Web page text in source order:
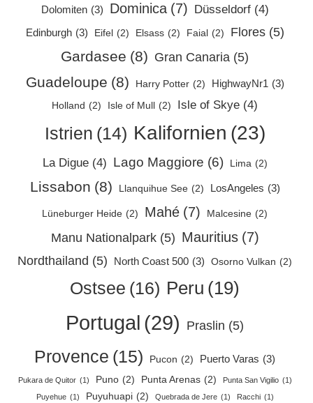
Dolomiten (3) Dominica (7) Düsseldorf (4)
Edinburgh (3) Eifel (2) Elsass (2) Faial (2) Flores (5)
Gardasee (8) Gran Canaria (5)
Guadeloupe (8) Harry Potter (2) HighwayNr1 (3)
Holland (2) Isle of Mull (2) Isle of Skye (4)
Istrien (14) Kalifornien (23)
La Digue (4) Lago Maggiore (6) Lima (2)
Lissabon (8) Llanquihue See (2) LosAngeles (3)
Lüneburger Heide (2) Mahé (7) Malcesine (2)
Manu Nationalpark (5) Mauritius (7)
Nordthailand (5) North Coast 500 (3) Osorno Vulkan (2)
Ostsee (16) Peru (19)
Portugal (29) Praslin (5)
Provence (15) Pucon (2) Puerto Varas (3)
Pukara de Quitor (1) Puno (2) Punta Arenas (2) Punta San Vigilio (1)
Puyehue (1) Puyuhuapi (2) Quebrada de Jere (1) Racchi (1)